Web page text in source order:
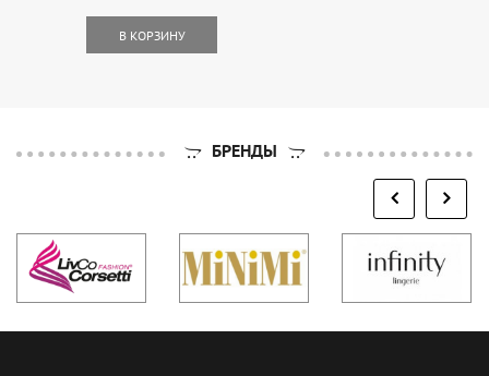
В КОРЗИНУ
БРЕНДЫ